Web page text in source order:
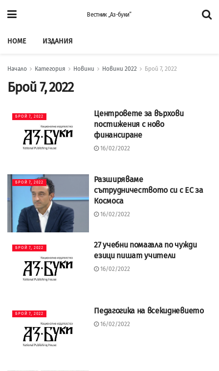
Вестник „Аз-буки”
HOME ИЗДАНИЯ
Начало Категория Новини Новини 2022 Брой 7, 2022
Брой 7, 2022
БРОЙ 7, 2022
Центровете за върхови
постижения с ново
финансиране
16/02/2022
БРОЙ 7, 2022
Разширяваме
сътрудничеството си с ЕС за
Космоса
16/02/2022
БРОЙ 7, 2022
27 учебни помагала по чужди
езици пишат учители
16/02/2022
БРОЙ 7, 2022 Педагогика на всекидневието
16/02/2022